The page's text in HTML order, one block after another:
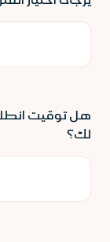
هل توقيت
لك؟